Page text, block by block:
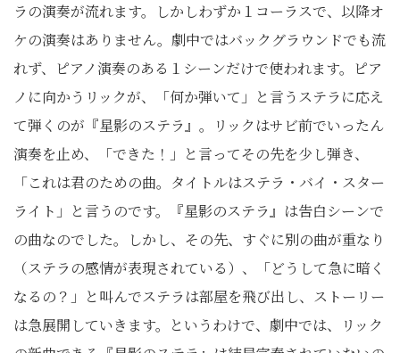
ラの演奏が流れます。しかしわずか１コーラスで、以降オ
ケの演奏はありません。劇中ではバックグラウンドでも流
れず、ピアノ演奏のある１シーンだけで使われます。ピア
ノに向かうリックが、「何か弾いて」と言うステラに応え
て弾くのが『星影のステラ』。リックはサビ前でいったん
演奏を止め、「できた！」と言ってその先を少し弾き、
「これは君のための曲。タイトルはステラ・バイ・スター
ライト」と言うのです。『星影のステラ』は告白シーンで
の曲なのでした。しかし、その先、すぐに別の曲が重なり
（ステラの感情が表現されている）、「どうして急に暗く
なるの？」と叫んでステラは部屋を飛び出し、ストーリー
は急展開していきます。というわけで、劇中では、リック